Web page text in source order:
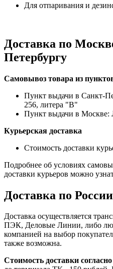
Для отпаривания и
Доставка по
Петербургу
Самовывоз товара из
Пункт выдачи в Санкт-
256, литера "В"
Пункт выдачи в
Курьерская доставка
Стоимость доставки
Подробнее об условиях
доставки курьеров можно
Доставка по России
Доставка осуществляется
ПЭК, Деловые Линии, либо
компанией на выбор
также возможна.
Стоимость доставки